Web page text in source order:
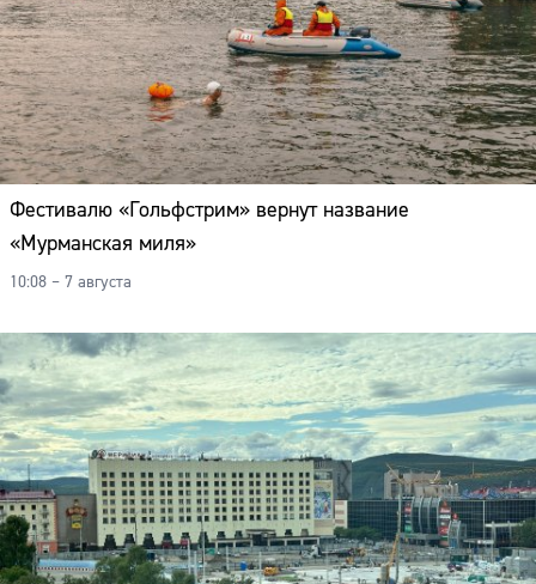
Фестивалю «Гольфстрим» вернут название
«Мурманская миля»
10:08 – 7 августа